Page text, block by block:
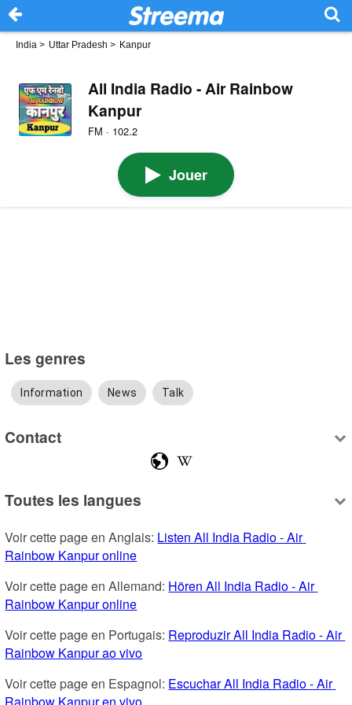
India > Uttar Pradesh > Kanpur
All India Radio - Air Rainbow
Kanpur
FM · 102.2
Jouer
Les genres
Information News Talk
Contact
Toutes les langues
Voir cette page en Anglais: Listen All India Radio - Air
Rainbow Kanpur online
Voir cette page en Allemand: Hören All India Radio - Air
Rainbow Kanpur online
Voir cette page en Portugais: Reproduzir All India Radio - Air
Rainbow Kanpur ao vivo
Voir cette page en Espagnol: Escuchar All India Radio - Air
Rainbow Kanpur en vivo